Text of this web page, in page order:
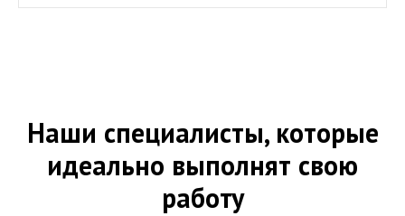
Наши специалисты, которые
идеально выполнят свою
работу